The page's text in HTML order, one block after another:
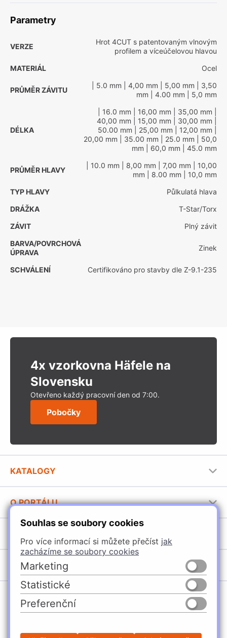
Souhlas se soubory cookies
Pro více informací si můžete přečíst jak
zacházíme se soubory cookies
Marketing
Statistické
Preferenční
Parametry
VERZE
Hrot 4CUT s patentovaným vlnovým
profilem a víceúčelovou hlavou
MATERIÁL
Ocel
PRŮMĚR ZÁVITU
| 5.0 mm | 4,00 mm | 5,00 mm | 3,50
mm | 4.00 mm | 5,0 mm
DÉLKA
| 16.0 mm | 16,00 mm | 35,00 mm
40,00 mm | 15,00 mm | 30,00 mm
50.00 mm | 25,00 mm | 12,00 mm
20,00 mm | 35.00 mm | 25.0 mm | 50,0
mm | 60,0 mm | 45.0 mm
PRŮMĚR HLAVY
| 10.0 mm | 8,00 mm | 7,00 mm | 10,00
mm | 8.00 mm | 10,0 mm
TYP HLAVY
Půlkulatá hlava
DRÁŽKA
T-Star/Torx
ZÁVIT
Plný závit
BARVA/POVRCHOVÁ
ÚPRAVA
Zinek
SCHVÁLENÍ Certifikováno pro stavby dle Z-9.1-235
4x vzorkovna Häfele na
Slovensku
Otevřeno každý pracovní den od 7:00.
Pobočky
KATALOGY
Stavební katalog Häfele
Brožury Häfele
O PORTÁLU
Provozovatel portálu
Jak používat portál
Úchytky
Nábytkové kování
Vybavení kuchyní
Osvětlení a elektro
POBOČKY
Špačince
Žilina
Sielnica